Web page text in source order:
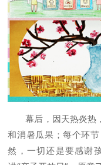
幕后，因天热炎热
和消暑瓜果；每个环
然，一切还是要感谢